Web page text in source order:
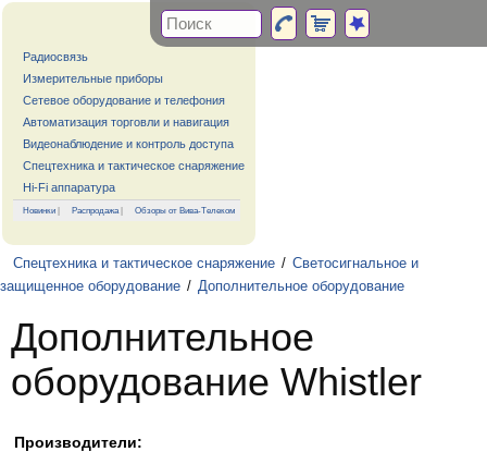
Радиосвязь
Измерительные приборы
Сетевое оборудование и телефония
Автоматизация торговли и навигация
Видеонаблюдение и контроль доступа
Спецтехника и тактическое снаряжение
Hi-Fi аппаратура
Новинки | Распродажа| Обзоры от Вива-Телеком
Спецтехника и тактическое снаряжение / Светосигнальное и
защищенное оборудование / Дополнительное оборудование
Дополнительное
оборудование Whistler
Производители: